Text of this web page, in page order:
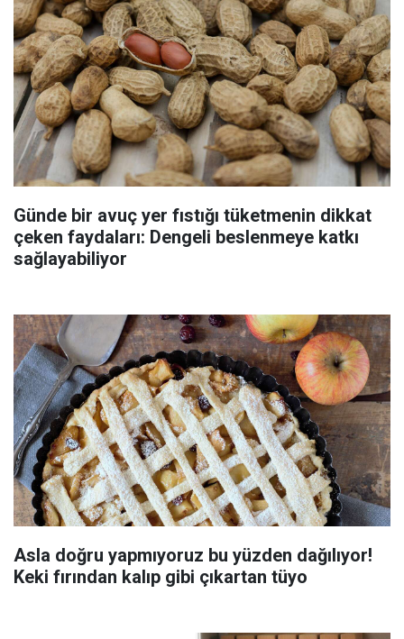
Günde bir avuç yer fıstığı tüketmenin dikkat
çeken faydaları: Dengeli beslenmeye katkı
sağlayabiliyor
Asla doğru yapmıyoruz bu yüzden dağılıyor!
Keki fırından kalıp gibi çıkartan tüyo